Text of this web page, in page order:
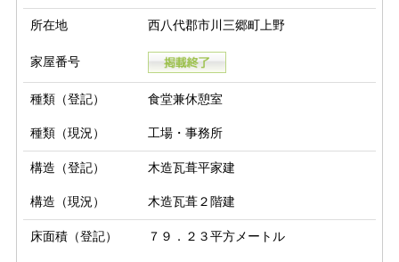
所在地 西八代郡市川三郷町上野
家屋番号
種類（登記） 食堂兼休憩室
種類（現況） 工場・事務所
構造（登記） 木造瓦葺平家建
構造（現況） 木造瓦葺２階建
床面積（登記） ７９．２３平方メートル